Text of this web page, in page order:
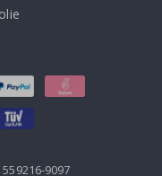
559216-9097